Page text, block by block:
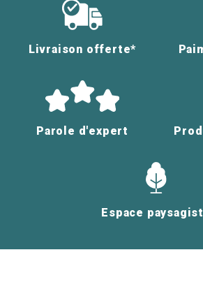
Livraison offerte*
Parole d'expert
Espace